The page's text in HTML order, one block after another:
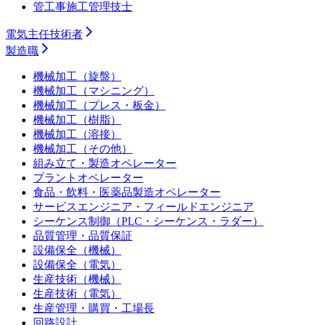
管工事施工管理技士
電気主任技術者
製造職
機械加工（旋盤）
機械加工（マシニング）
機械加工（プレス・板金）
機械加工（樹脂）
機械加工（溶接）
機械加工（その他）
組み立て・製造オペレーター
プラントオペレーター
食品・飲料・医薬品製造オペレーター
サービスエンジニア・フィールドエンジニア
シーケンス制御（PLC・シーケンス・ラダー）
品質管理・品質保証
設備保全（機械）
設備保全（電気）
生産技術（機械）
生産技術（電気）
生産管理・購買・工場長